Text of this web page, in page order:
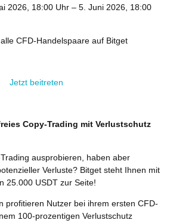
2026, 18:00 Uhr – 5. Juni 2026, 18:00
CFD-Handelspaare auf Bitget
Jetzt beitreten
Copy-Trading mit Verlustschutz
ausprobieren, haben aber
Verluste? Bitget steht Ihnen mit
25.000 USDT zur Seite!
profitieren Nutzer bei ihrem ersten CFD-
100-prozentigen Verlustschutz